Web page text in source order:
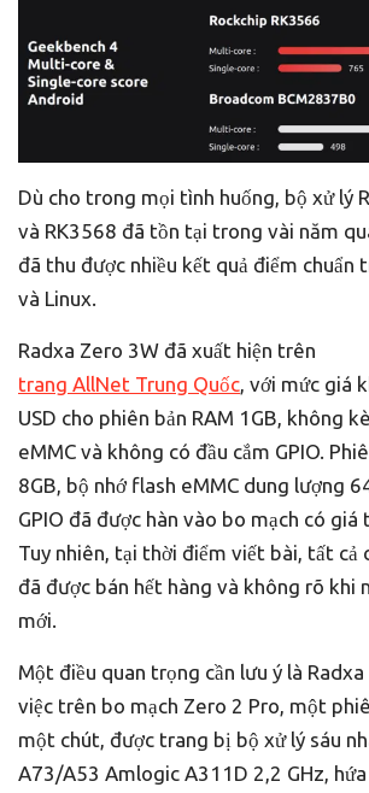
Dù cho trong mọi tình huống, bộ xử lý
và RK3568 đã tồn tại trong vài năm
đã thu được nhiều kết quả điểm chuẩn
và Linux.
Radxa Zero 3W đã xuất hiện trên
trang AllNet Trung Quốc, với mức giá
USD cho phiên bản RAM 1GB, không
eMMC và không có đầu cắm GPIO.
8GB, bộ nhớ flash eMMC dung lượng
GPIO đã được hàn vào bo mạch có giá
Tuy nhiên, tại thời điểm viết bài, tất cả
đã được bán hết hàng và không rõ khi
mới.
Một điều quan trọng cần lưu ý là
việc trên bo mạch Zero 2 Pro, một
một chút, được trang bị bộ xử lý sáu
A73/A53 Amlogic A311D 2,2 GHz, hứa